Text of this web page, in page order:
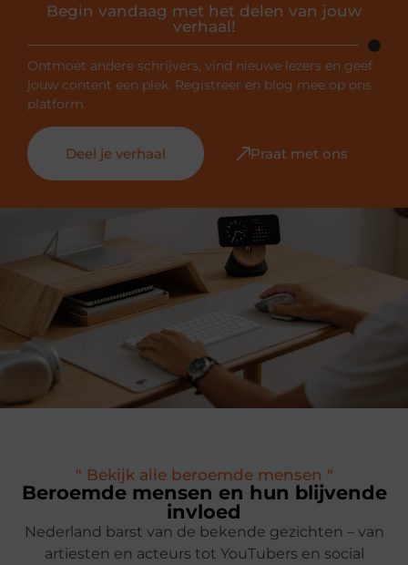
Begin vandaag met het delen van jouw
verhaal!
Ontmoet andere schrijvers, vind nieuwe lezers en geef
jouw content een plek. Registreer en blog mee op ons
platform.
Deel je verhaal Praat met ons
" Bekijk alle beroemde mensen "
Beroemde mensen en hun blijvende
invloed
Nederland barst van de bekende gezichten – van
artiesten en acteurs tot YouTubers en social